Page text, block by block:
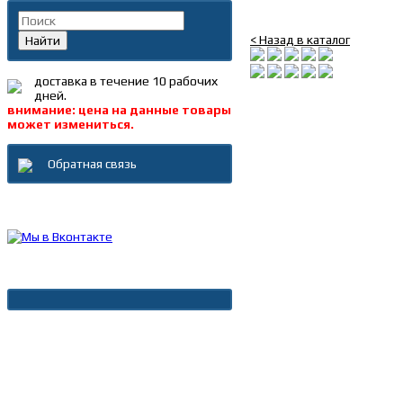
< Назад в каталог
Найти
доставка в течение 10 рабочих
дней.
внимание: цена на данные товары
может измениться.
Обратная связь